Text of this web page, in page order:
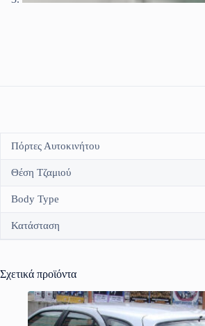
Πόρτες Αυτοκινήτου
Θέση Τζαμιού
Body Type
Κατάσταση
Σχετικά προϊόντα